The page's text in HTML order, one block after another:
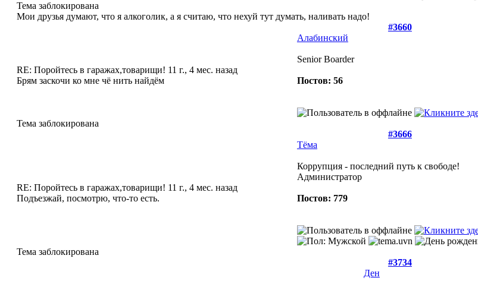
Тема заблокирована
Мои друзья думают, что я алкоголик, а я считаю, что нехуй тут думать, наливать надо!
#3660
RE: Поройтесь в гаражах,товарищи! 11 г., 4 мес. назад
Брям заскочи ко мне чё нить найдём
Алабинский
Senior Boarder
Постов: 56
Тема заблокирована
#3666
RE: Поройтесь в гаражах,товарищи! 11 г., 4 мес. назад
Подъезжай, посмотрю, что-то есть.
Тёма
Коррупция - последний путь к свободе!
Администратор
Постов: 779
Тема заблокирована
#3734
Ден